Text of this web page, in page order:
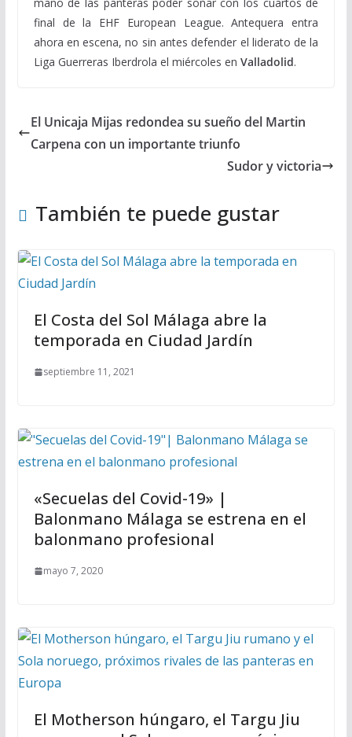
final de la EHF European League. Antequera entra
ahora en escena, no sin antes defender el liderato de la
Liga Guerreras Iberdrola el miércoles en Valladolid.
El Unicaja Mijas redondea su sueño del Martin
Carpena con un importante triunfo
Sudor y victoria
También te puede gustar
El Costa del Sol Málaga abre la
temporada en Ciudad Jardín
septiembre 11, 2021
«Secuelas del Covid-19» |
Balonmano Málaga se estrena en el
balonmano profesional
mayo 7, 2020
El Motherson húngaro, el Targu Jiu